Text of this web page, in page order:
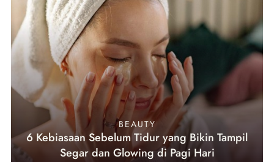
BEAUTY
6 Kebiasaan Sebelum Tidur yang Bikin Tampil
Segar dan Glowing di Pagi Hari